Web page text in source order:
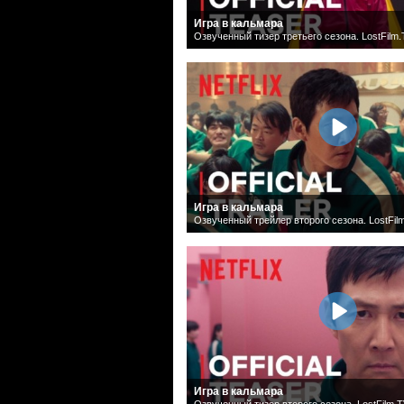
Игра в кальмара
Озвученный тизер третьего сезона.
Игра в кальмара
Озвученный трейлер второго сезона.
Игра в кальмара